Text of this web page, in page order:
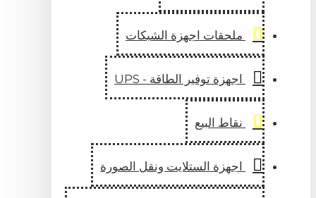
ملحقات اجهزة الشبكات
اجهزة توفير الطاقة - UPS
نقاط البيع
اجهزة الستلايت ونقل الصورة